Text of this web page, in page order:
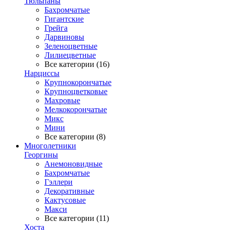
Бахромчатые
Гигантские
Грейга
Дарвиновы
Зеленоцветные
Лилиецветные
Все категории (16)
Нарциссы
Крупнокорончатые
Крупноцветковые
Махровые
Мелкокорончатые
Микс
Мини
Все категории (8)
Многолетники
Георгины
Анемоновидные
Бахромчатые
Гэллери
Декоративные
Кактусовые
Макси
Все категории (11)
Хоста